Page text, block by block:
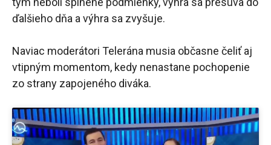
ďalšieho dňa a výhra sa zvyšuje.
Naviac moderátori Telerána musia občasne čeliť aj
vtipným momentom, kedy nenastane pochopenie
zo strany zapojeného diváka.